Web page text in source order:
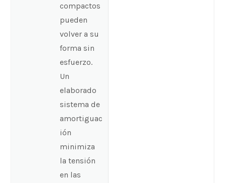
compactos
pueden
volver a su
forma sin
esfuerzo.
Un
elaborado
sistema de
amortiguac
ión
minimiza
la tensión
en las